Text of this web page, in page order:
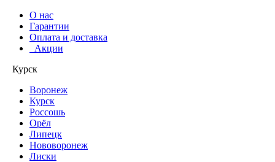
О нас
Гарантии
Оплата и доставка
Акции
Курск
Воронеж
Курск
Россошь
Орёл
Липецк
Нововоронеж
Лиски